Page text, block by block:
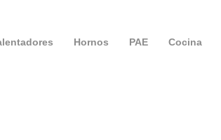
Hornos PAE Cocina